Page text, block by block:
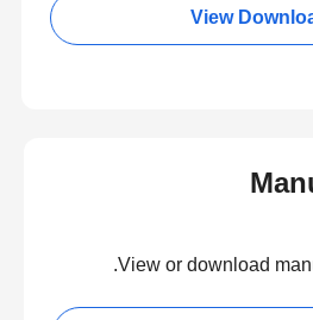
View
View or download